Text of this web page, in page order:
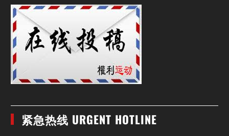
紧急热线 URGENT HOTLINE